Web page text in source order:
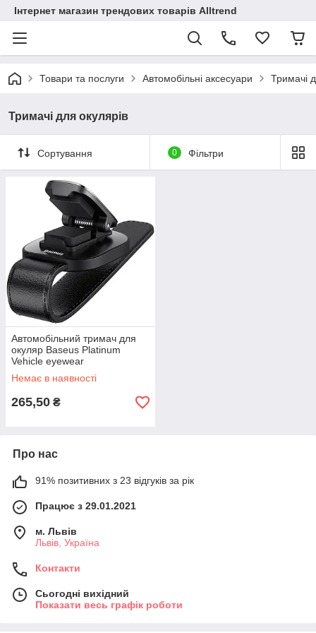
Інтернет магазин трендових товарів Alltrend
Товари та послуги Автомобільні аксесуари Тримачі
Тримачі для окулярів
Сортування 0 Фільтри
Автомобільний тримач для
окуляр Baseus Platinum
Vehicle eyewear
clip（clamping type）Black
Немає в наявності
265,50 ₴
Про нас
91% позитивних з 23 відгуків за рік
Працює з 29.01.2021
м. Львів
Львів, Україна
Контакти
Сьогодні вихідний
Показати весь графік роботи